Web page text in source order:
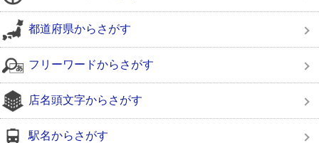
都道府県からさがす
フリーワードからさがす
店名頭文字からさがす
駅名からさがす